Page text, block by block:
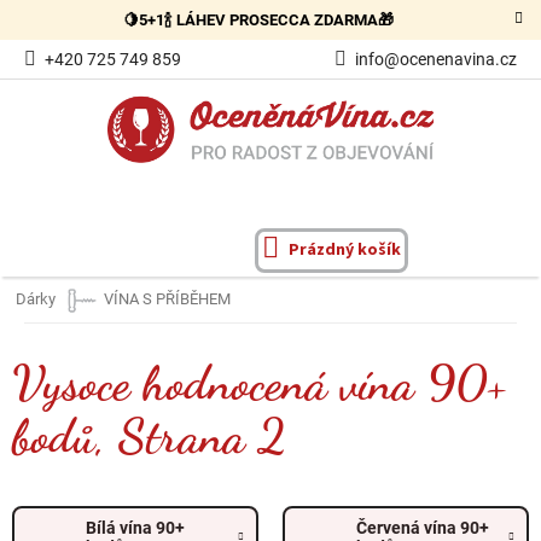
obsah
🍋5+1🍾 LÁHEV PROSECCA ZDARMA🎁
+420 725 749 859 info@ocenenavina.cz
NÁKUPNÍ
Prázdný košík
Dárky VÍNA S PŘÍBĚHEM
Vysoce hodnocená vína 90+
bodů, Strana 2
Bílá vína 90+
Červená vína 90+